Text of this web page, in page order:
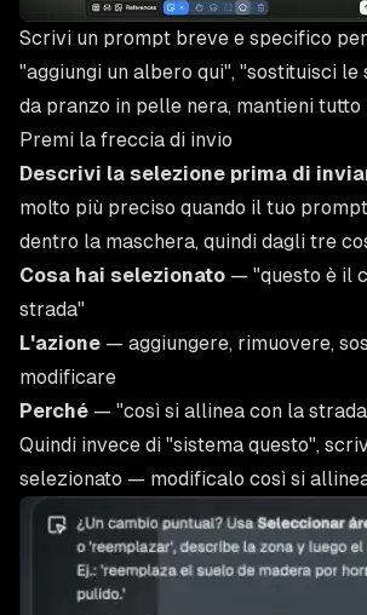
Scrivi un prompt breve e specifico
"aggiungi un albero qui", "sostituisci le
da pranzo in pelle nera, mantieni
Premi la freccia di invio
Descrivi la selezione prima di
molto più preciso quando il tuo
dentro la maschera, quindi dagli tre
Cosa hai selezionato — "questo è il
strada"
L'azione — aggiungere, rimuovere,
modificare
Perché — "così si allinea con la
Quindi invece di "sistema questo",
selezionato — modificalo così si